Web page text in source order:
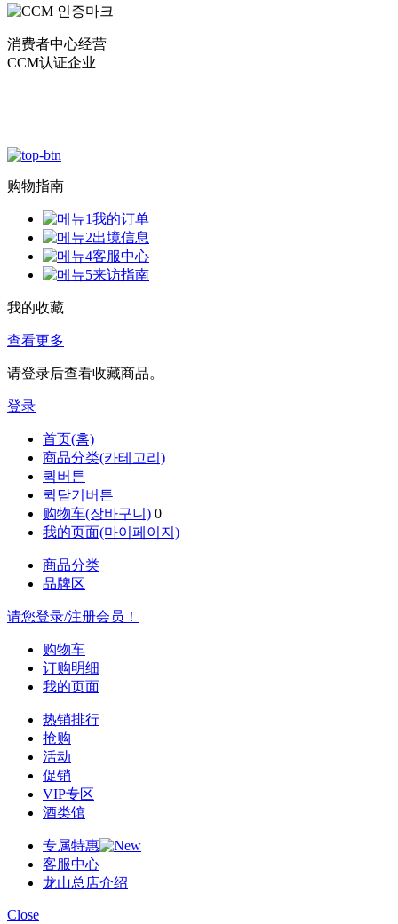
消费者中心经营
CCM认证企业
购物指南
我的订单
出境信息
客服中心
来访指南
我的收藏
查看更多
请登录后查看收藏商品。
登录
首页(홈)
商品分类(카테고리)
퀵버튼
퀵닫기버튼
购物车(장바구니) 0
我的页面(마이페이지)
商品分类
品牌区
请您登录/注册会员！
购物车
订购明细
我的页面
热销排行
抢购
活动
促销
VIP专区
酒类馆
专属特惠
客服中心
龙山总店介绍
Close